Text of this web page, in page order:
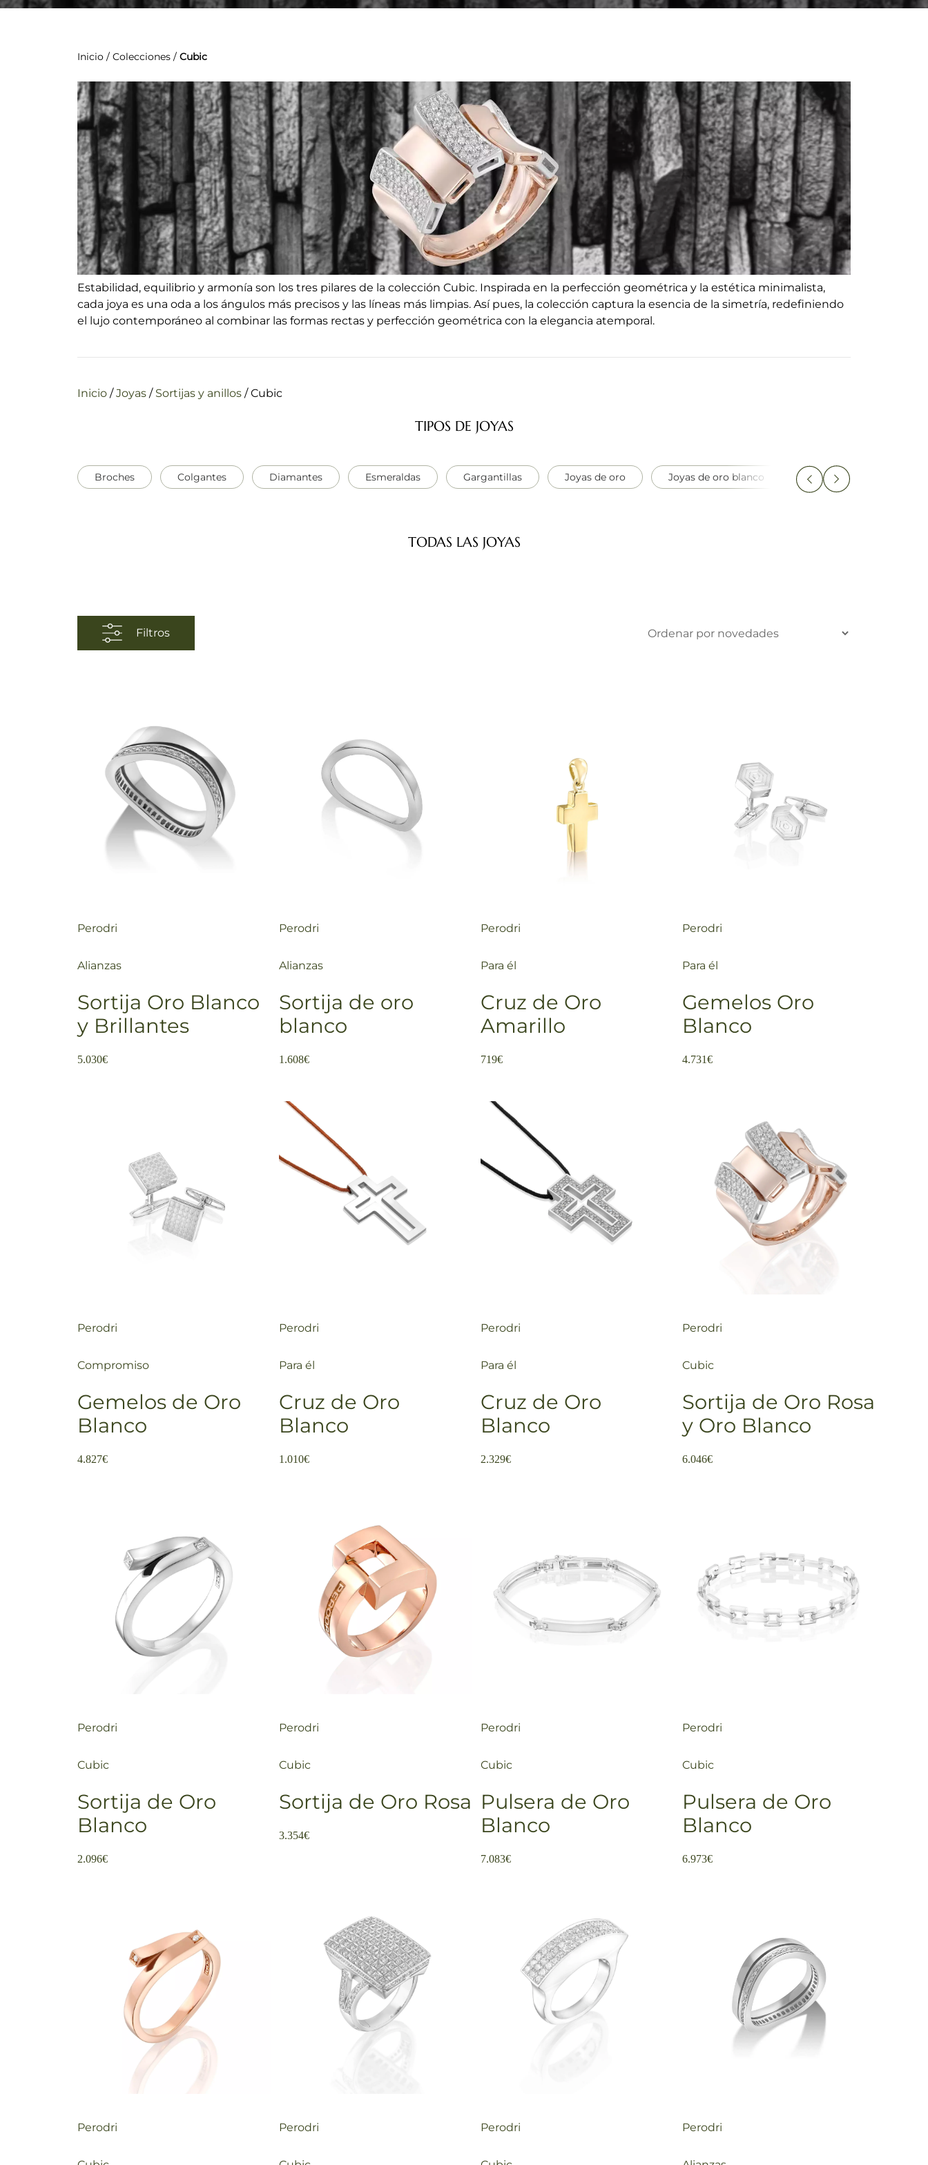
Inicio / Colecciones / Cubic
Estabilidad, equilibrio y armonía son los tres pilares de la colección Cubic. Inspirada en la perfección geométrica y la estética minimalista,
cada joya es una oda a los ángulos más precisos y las líneas más limpias. Así pues, la colección captura la esencia de la simetría, redefiniendo
el lujo contemporáneo al combinar las formas rectas y perfección geométrica con la elegancia atemporal.
Inicio /Joyas / Sortijas y anillos /Cubic
TIPOS DE JOYAS
Broches Colgantes Diamantes Esmeraldas Gargantillas Joyas de oro Joyas de oro blanco Joyas de oro blanco y
TODAS LAS JOYAS
Filtros
Perodri
Alianzas
Sortija Oro Blanco
y Brillantes
5.030€
Perodri
Alianzas
Sortija de oro
blanco
1.608€
Perodri
Para él
Cruz de Oro
Amarillo
719€
Perodri
Para él
Gemelos Oro
Blanco
4.731€
Perodri
Compromiso
Gemelos de Oro
Blanco
4.827€
Perodri
Para él
Cruz de Oro
Blanco
1.010€
Perodri
Para él
Cruz de Oro
Blanco
2.329€
Perodri
Cubic
Sortija de Oro Rosa
y Oro Blanco
6.046€
Perodri
Cubic
Sortija de Oro
Blanco
2.096€
Perodri
Cubic
Sortija de Oro Rosa
3.354€
Perodri
Cubic
Pulsera de Oro
Blanco
7.083€
Perodri
Cubic
Pulsera de Oro
Blanco
6.973€
Perodri Perodri Perodri Perodri